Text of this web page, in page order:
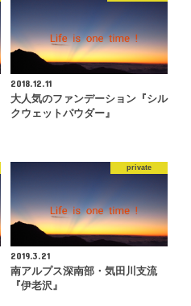
2018.12.11
大人気のファンデーション『シル
クウェットパウダー』
private
2019.3.21
南アルプス深南部・気田川支流
『伊老沢』